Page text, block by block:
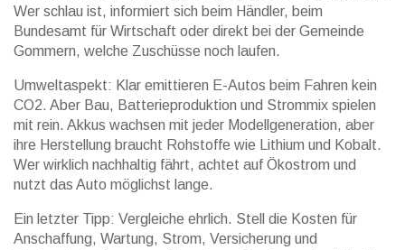
Wer schlau ist, informiert sich beim Händler, beim
Bundesamt für Wirtschaft oder direkt bei der Gemeinde
Gommern, welche Zuschüsse noch laufen.
Umweltaspekt: Klar emittieren E-Autos beim Fahren kein
CO2. Aber Bau, Batterieproduktion und Strommix spielen
mit rein. Akkus wachsen mit jeder Modellgeneration, aber
ihre Herstellung braucht Rohstoffe wie Lithium und Kobalt.
Wer wirklich nachhaltig fährt, achtet auf Ökostrom und
nutzt das Auto möglichst lange.
Ein letzter Tipp: Vergleiche ehrlich. Stell die Kosten für
Anschaffung, Wartung, Strom, Versicherung und